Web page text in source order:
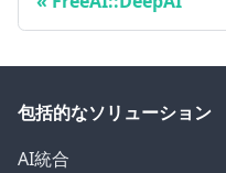
包括的なソリューション
AI統合